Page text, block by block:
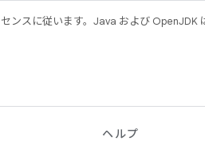
ンスに従います。Java および OpenJDK
ヘルプ